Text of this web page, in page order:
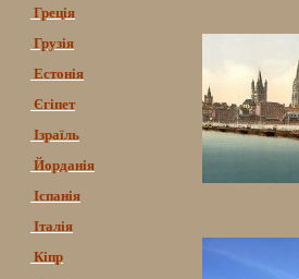
Греція
Грузія
Естонія
Єгіпет
Ізраїль
Йорданія
Іспанія
Італія
Кіпр